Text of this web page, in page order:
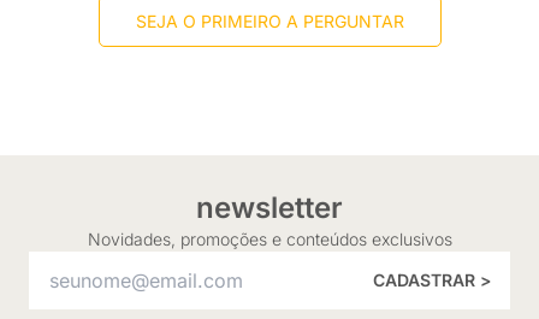
SEJA O PRIMEIRO A PERGUNTAR
newsletter
Novidades, promoções e conteúdos exclusivos
CADASTRAR >